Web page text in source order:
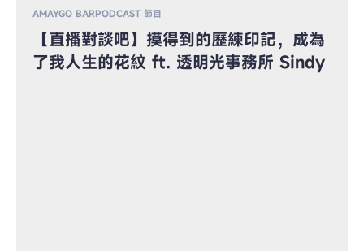
成為
斜槓兼職額外收入知識懶人包
【斜槓賺錢加薪術】AIFIAN：猜匯率拿
獎金，還有掃發票、智能雲賺回饋，輕鬆